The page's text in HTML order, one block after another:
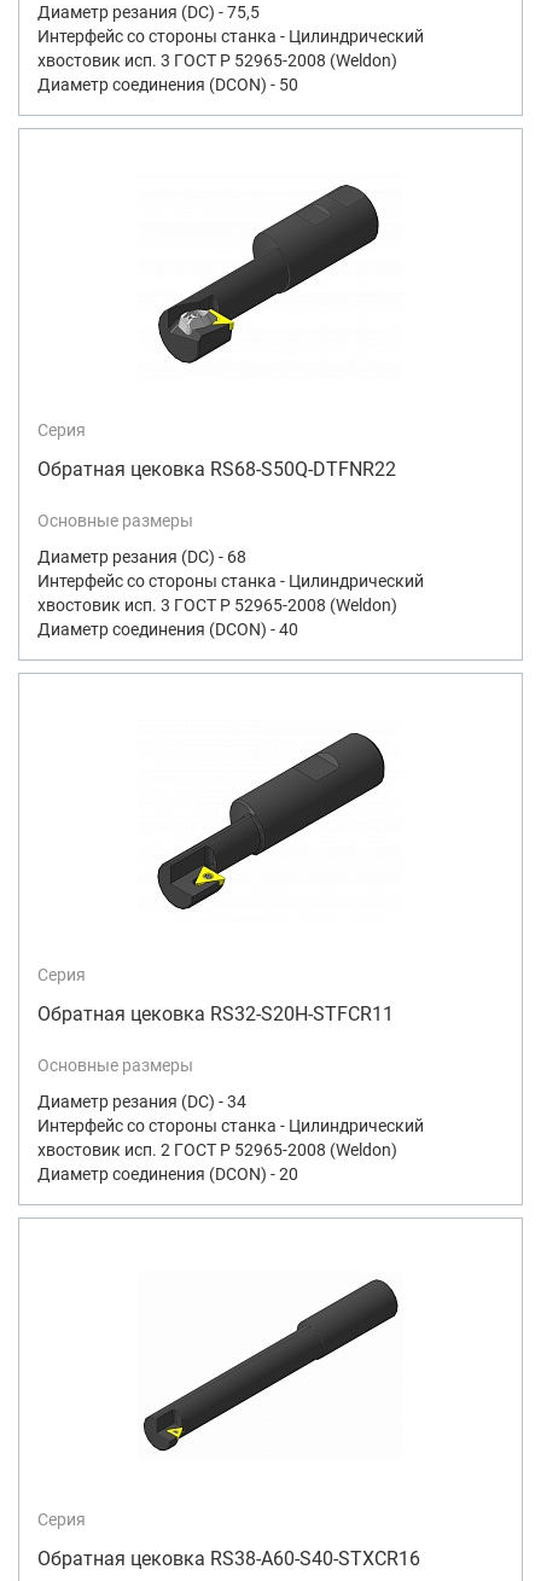
Диаметр резания (DC) - 75,5
Интерфейс со стороны станка - Цилиндрический
хвостовик исп. 3 ГОСТ Р 52965-2008 (Weldon)
Диаметр соединения (DCON) - 50
Серия
Обратная цековка RS68-S50Q-DTFNR22
Основные размеры
Диаметр резания (DC) - 68
Интерфейс со стороны станка - Цилиндрический
хвостовик исп. 3 ГОСТ Р 52965-2008 (Weldon)
Диаметр соединения (DCON) - 40
Серия
Обратная цековка RS32-S20H-STFCR11
Основные размеры
Диаметр резания (DC) - 34
Интерфейс со стороны станка - Цилиндрический
хвостовик исп. 2 ГОСТ Р 52965-2008 (Weldon)
Диаметр соединения (DCON) - 20
Серия
Обратная цековка RS38-A60-S40-STXCR16